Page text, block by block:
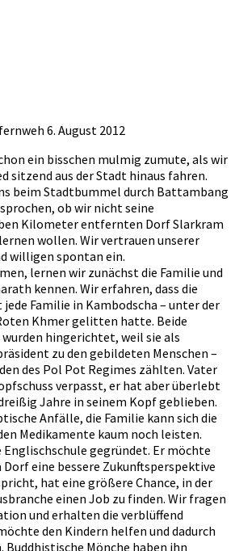
6. August 2012
ein bisschen mulmig zumute, als wir
sitzend aus der Stadt hinaus fahren.
beim Stadtbummel durch Battambang
ob wir nicht seine
Kilometer entfernten Dorf Slarkram
wollen. Wir vertrauen unserer
willigen spontan ein.
lernen wir zunächst die Familie und
kennen. Wir erfahren, dass die
jede Familie in Kambodscha – unter der
Khmer gelitten hatte. Beide
hingerichtet, weil sie als
zu den gebildeten Menschen –
des Pol Pot Regimes zählten. Vater
verpasst, er hat aber überlebt
Jahre in seinem Kopf geblieben.
Anfälle, die Familie kann sich die
Medikamente kaum noch leisten.
gegründet. Er möchte
eine bessere Zukunftsperspektive
hat eine größere Chance, in der
einen Job zu finden. Wir fragen
und erhalten die verblüffend
den Kindern helfen und dadurch
Mönche haben ihn